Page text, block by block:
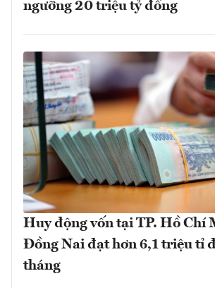
ngưỡng 20 triệu tỷ đồng
Huy động vốn tại TP. Hồ Chí
Đồng Nai đạt hơn 6,1 triệu tỉ
tháng